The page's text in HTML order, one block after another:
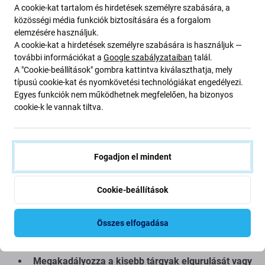
Csomagtartó háló autóhoz - 38 x 5 cm
Rögzítse autójában a laza tárgyakat ezzel a kompakt
raktérhálóval, amelyet csomagtartóba vagy oldalfalra
terveztek. Megakadályozza, hogy a tárgyak
elmozduljanak vezetés közben, és rendben tartja
járművét.
Főbb jellemzők:
Könnyen felszerelhető ragasztóval vagy
Megakadályozza a kisebb tárgyak elgurulását vagy
A cookie-kat tartalom és hirdetések személyre szabására, a
közösségi média funkciók biztosítására és a forgalom
elemzésére használjuk.
A cookie-kat a hirdetések személyre szabására is használjuk —
további információkat a Google szabályzataiban talál.
A "Cookie-beállítások" gombra kattintva kiválaszthatja, mely
típusú cookie-kat és nyomkövetési technológiákat engedélyezi.
Egyes funkciók nem működhetnek megfelelően, ha bizonyos
cookie-k le vannak tiltva.
Fogadjon el mindent
Cookie-beállítások
Összes elfogadása